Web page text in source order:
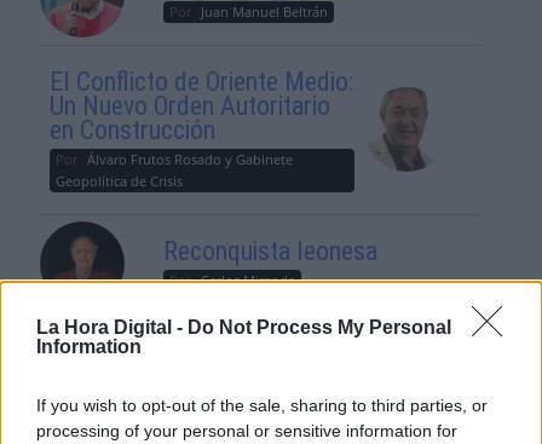
La Hora Digital - Do Not Process My Personal
Information
If you wish to opt-out of the sale, sharing to third parties, or
processing of your personal or sensitive information for
Por Juan Manuel Beltrán
El Conflicto de Oriente Medio:
Un Nuevo Orden Autoritario
en Construcción
Por Álvaro Frutos Rosado y Gabinete
Geopolítica de Crisis
Reconquista leonesa
Por Carlos Miranda
Clara Campoamor: Mi sueño,
Por María Pérez Herrero